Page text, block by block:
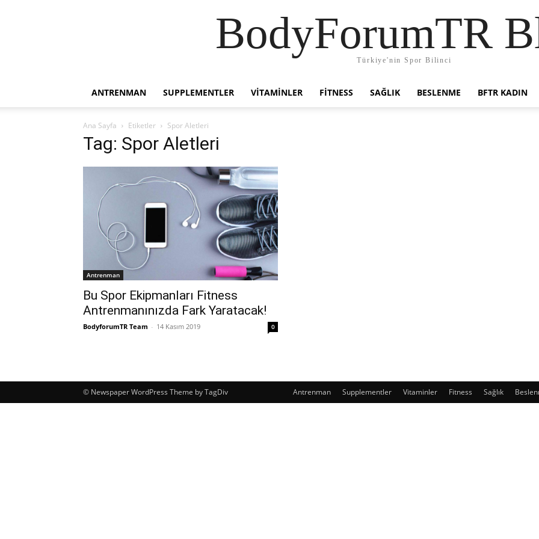
BodyForumTR
Türkiye'nin Spor Bilinci
ANTRENMAN SUPPLEMENTLER VITAMINLER FITNESS SAĞLIK BESLENME BFTR KADIN
Ana Sayfa Etiketler Spor Aletleri
Tag: Spor Aletleri
Antrenman
Bu Spor Ekipmanları Fitness
Antrenmanınızda Fark Yaratacak!
BodyforumTR Team - 14 Kasım 2019 0
Antrenman Supplementler Vitaminler Fitness Sağlık
© Newspaper WordPress Theme by TagDiv